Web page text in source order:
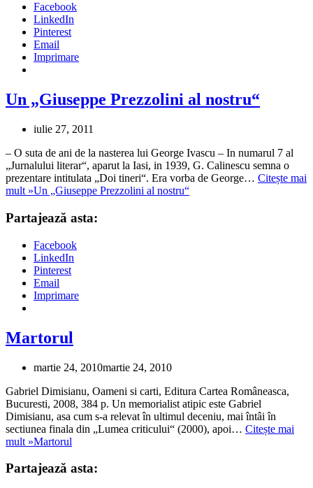
Facebook
LinkedIn
Pinterest
Email
Imprimare
Un „Giuseppe Prezzolini al nostru“
iulie 27, 2011
– O suta de ani de la nasterea lui George Ivascu – In numarul 7 al
„Jurnalului literar“, aparut la Iasi, in 1939, G. Calinescu semna o
prezentare intitulata „Doi tineri“. Era vorba de George… Citește mai
mult »Un „Giuseppe Prezzolini al nostru“
Partajează asta:
Facebook
LinkedIn
Pinterest
Email
Imprimare
Martorul
martie 24, 2010martie 24, 2010
Gabriel Dimisianu, Oameni si carti, Editura Cartea Româneasca,
Bucuresti, 2008, 384 p. Un memorialist atipic este Gabriel
Dimisianu, asa cum s-a relevat în ultimul deceniu, mai întâi în
sectiunea finala din „Lumea criticului“ (2000), apoi… Citește mai
mult »Martorul
Partajează asta: